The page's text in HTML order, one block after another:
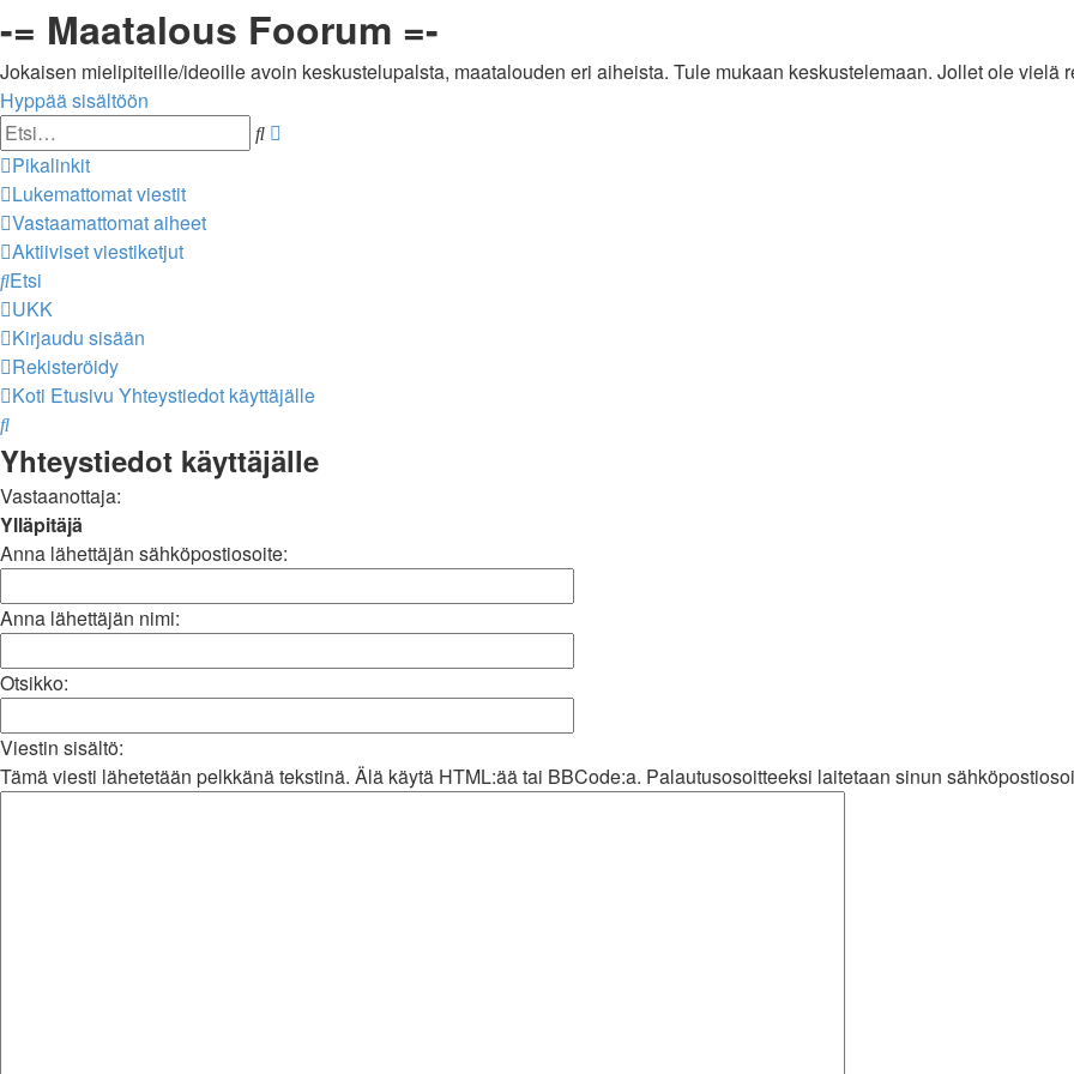
-= Maatalous Foorum =-
Jokaisen mielipiteille/ideoille avoin keskustelupalsta, maatalouden eri aiheista. Tule mukaan keskustelemaan. Jollet ole vielä
Hyppää sisältöön
Etsi
Pikalinkit
Lukemattomat viestit
Vastaamattomat aiheet
Aktiiviset viestiketjut
Etsi
UKK
Kirjaudu sisään
Rekisteröidy
Koti Etusivu Yhteystiedot käyttäjälle
Etsi
Yhteystiedot käyttäjälle
Vastaanottaja:
Ylläpitäjä
Anna lähettäjän sähköpostiosoite:
Anna lähettäjän nimi:
Otsikko:
Viestin sisältö:
Tämä viesti lähetetään pelkkänä tekstinä. Älä käytä HTML:ää tai BBCode:a. Palautusosoitteeksi laitetaan sinun